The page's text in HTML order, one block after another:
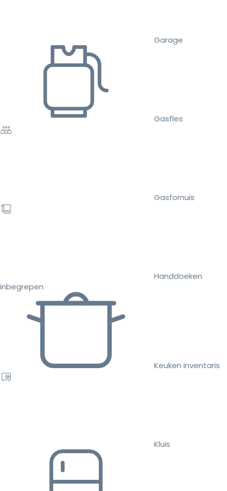
Garage
Gasfles
Gasfornuis
Handdoeken
inbegrepen
Keuken inventaris
Kluis